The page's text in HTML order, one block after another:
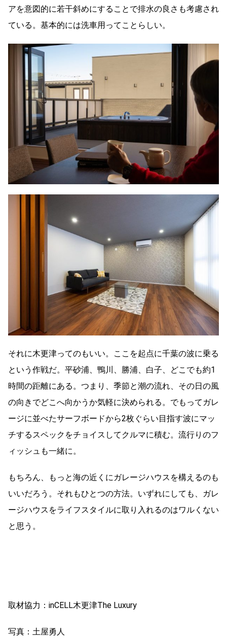
アを意図的に若干斜めにすることで排水の良さも考慮され
ている。基本的には洗車用ってことらしい。
それに木更津ってのもいい。ここを起点に千葉の波に乗る
という作戦だ。平砂浦、鴨川、勝浦、白子、どこでも約1
時間の距離にある。つまり、季節と潮の流れ、その日の風
の向きでどこへ向かうか気軽に決められる。でもってガレ
ージに並べたサーフボードから2枚ぐらい目指す波にマッ
チするスペックをチョイスしてクルマに積む。流行りのフ
ィッシュも一緒に。
もちろん、もっと海の近くにガレージハウスを構えるのも
いいだろう。それもひとつの方法。いずれにしても、ガレ
ージハウスをライフスタイルに取り入れるのはワルくない
と思う。
取材協力：inCELL木更津The Luxury
写真：土屋勇人